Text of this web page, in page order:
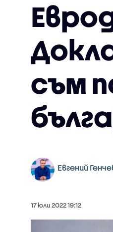
съм
Евгений
17 юли 2022 19:12